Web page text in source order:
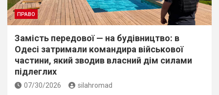
ПРАВО
Замість передової — на будівництво: в
Одесі затримали командира військової
частини, який зводив власний дім силами
підлеглих
07/30/2026 silahromad